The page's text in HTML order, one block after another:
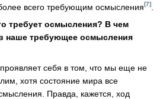
всего требующим осмысления[7]
требует осмысления? В чем
наше требующее осмысления
себя в том, что мы еще не
хотя состояние мира все
Правда, кажется, ход